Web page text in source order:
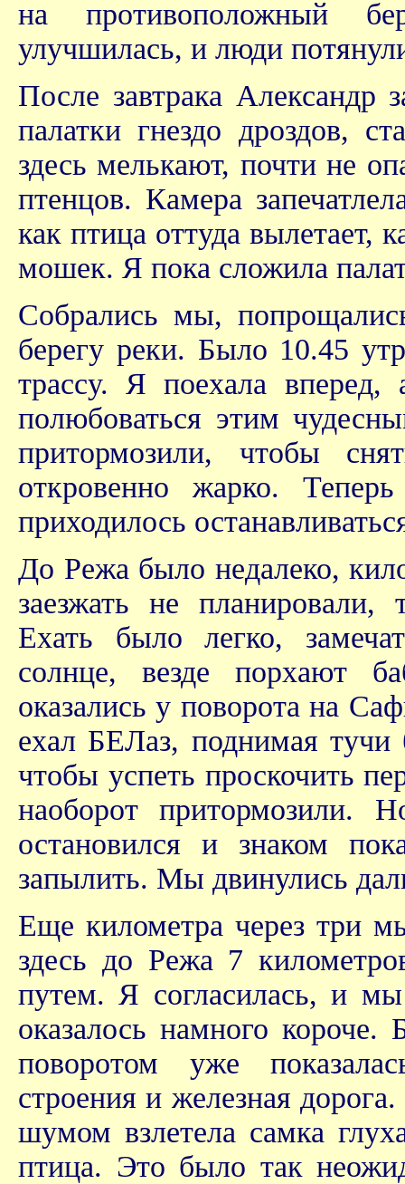
на противоположный
улучшилась, и люди
После завтрака Александр
палатки гнездо дроздов,
здесь мелькают, почти не
птенцов. Камера
как птица оттуда вылетает,
мошек. Я пока сложила
Собрались мы,
берегу реки. Было 10.45
трассу. Я поехала
полюбоваться этим
притормозили, чтобы
откровенно жарко.
приходилось
До Режа было недалеко,
заезжать не
Ехать было легко,
солнце, везде порхают
оказались у поворота на
ехал БЕЛаз, поднимая
чтобы успеть проскочить
наоборот притормозили.
остановился и знаком
запылить. Мы двинулись
Еще километра через три
здесь до Режа 7
путем. Я согласилась, и
оказалось намного короче.
поворотом уже
строения и железная
шумом взлетела самка
птица. Это было так